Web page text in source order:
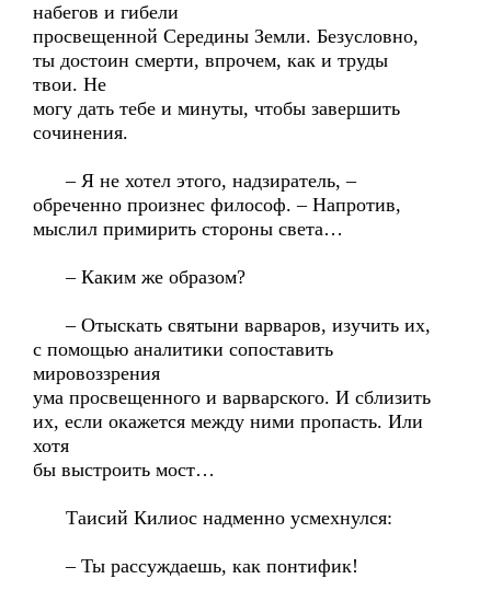
набегов и гибели
просвещенной Середины Земли. Безусловно,
ты достоин смерти, впрочем, как и труды
твои. Не
могу дать тебе и минуты, чтобы завершить
сочинения.
– Я не хотел этого, надзиратель, –
обреченно произнес философ. – Напротив,
мыслил примирить стороны света…
– Каким же образом?
– Отыскать святыни варваров, изучить их,
с помощью аналитики сопоставить
мировоззрения
ума просвещенного и варварского. И сблизить
их, если окажется между ними пропасть. Или
хотя
бы выстроить мост…
Таисий Килиос надменно усмехнулся:
– Ты рассуждаешь, как понтифик!